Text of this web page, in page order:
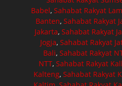
Babel,Sahabat Rakyat
Banten,Sahabat Rakyat
Jakarta, Sahabat Rakyat
Jogja, Sahabat Rakyat
Bali,Sahabat Rakyat
NTT,Sahabat Rakyat
Kalteng,Sahabat Rakyat